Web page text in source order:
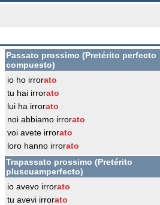
Passato prossimo (Pretérito perfecto
compuesto)
io ho irrorato
tu hai irrorato
lui ha irrorato
noi abbiamo irrorato
voi avete irrorato
loro hanno irrorato
Trapassato prossimo (Pretérito
pluscuamperfecto)
io avevo irrorato
tu avevi irrorato